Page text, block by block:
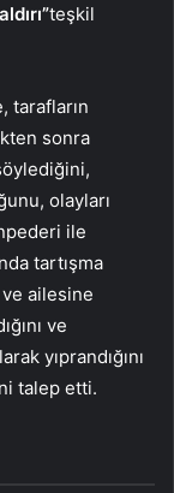
teşkil
tarafların
sonra
olayları
ile
tartışma
ve ailesine
ve
yıprandığını
talep etti.